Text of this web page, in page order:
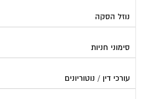
נוזל הסקה
סימוני חניות
עורכי דין / נוטוריונים